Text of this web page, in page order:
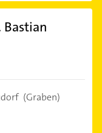
(Graben)